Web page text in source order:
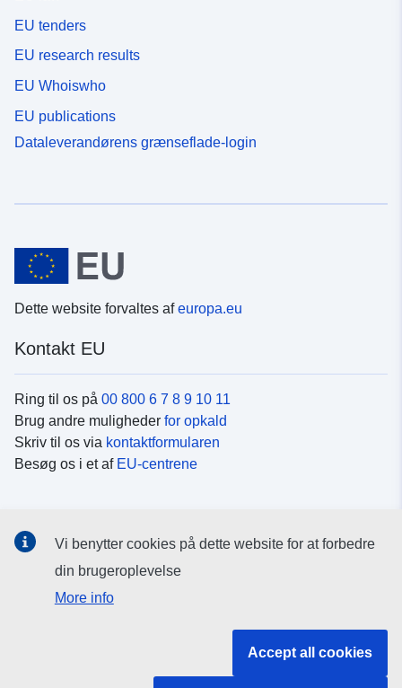
EU tenders
EU research results
EU Whoiswho
EU publications
Dataleverandørens grænseflade-login
Dette website forvaltes afeuropa.eu
Kontakt EU
Ring til os på 00 800 6 7 8 9 10 11
Brug andre muligheder for opkald
Skriv til os via kontaktformularen
Besøg os i et af EU-centrene
Søg efter EU's sider påsociale medier
EU-institutioner og -organer
Vi benytter cookies på dette website for at forbedre
din brugeroplevelse
More info
Accept all cookies